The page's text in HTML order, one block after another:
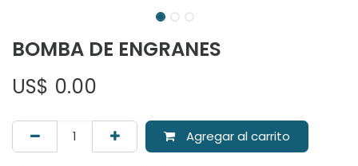
BOMBA DE ENGRANES
US$ 0.00
Agregar al carrito